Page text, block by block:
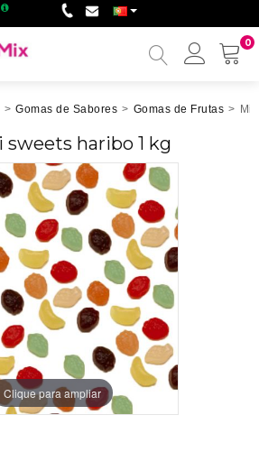
0
Minha
> Gomas de Sabores > Gomas de Frutas >
haribo 1 kg
Clique para ampliar